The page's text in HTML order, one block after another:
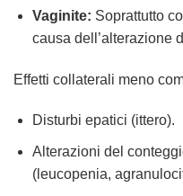
Vaginite: Soprattutto
causa dell’alterazione
Effetti collaterali meno
Disturbi epatici (ittero).
Alterazioni del
(leucopenia,